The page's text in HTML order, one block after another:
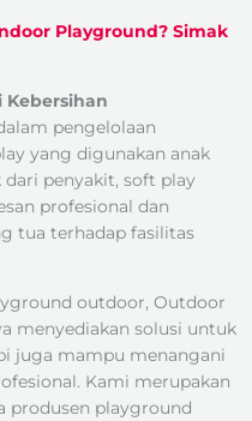
Playground? Simak
pengelolaan
yang digunakan anak
penyakit, soft play
profesional dan
tua terhadap fasilitas
outdoor, Outdoor
menyediakan solusi untuk
juga mampu menangani
Kami merupakan
produsen playground